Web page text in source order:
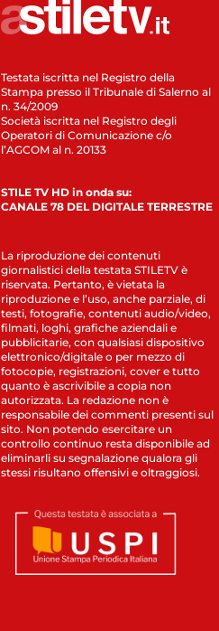
Testata iscritta nel Registro della
Stampa presso il Tribunale di Salerno al
n. 34/2009
Società iscritta nel Registro degli
Operatori di Comunicazione c/o
l’AGCOM al n. 20133
STILE TV HD in onda su:
CANALE 78 DEL DIGITALE TERRESTRE
La riproduzione dei contenuti
giornalistici della testata STILETV è
riservata. Pertanto, è vietata la
riproduzione e l’uso, anche parziale, di
testi, fotografie, contenuti audio/video,
filmati, loghi, grafiche aziendali e
pubblicitarie, con qualsiasi dispositivo
elettronico/digitale o per mezzo di
fotocopie, registrazioni, cover e tutto
quanto è ascrivibile a copia non
autorizzata. La redazione non è
responsabile dei commenti presenti sul
sito. Non potendo esercitare un
controllo continuo resta disponibile ad
eliminarli su segnalazione qualora gli
stessi risultano offensivi e oltraggiosi.